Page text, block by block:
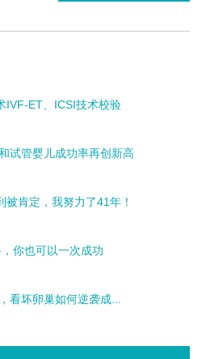
IVF-ET、ICSI技术校验
试管婴儿成功率再创新高
肯定，我努力了41年！
你也可以一次成功
看坏卵巢如何逆袭成...